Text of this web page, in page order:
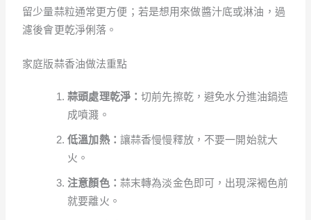
留少量蒜粒通常更方便；若是想用來做醬汁底或淋油，過
濾後會更乾淨俐落。
家庭版蒜香油做法重點
蒜頭處理乾淨：切前先擦乾，避免水分進油鍋造
成噴濺。
低溫加熱： 讓蒜香慢慢釋放，不要一開始就大
火。
注意顏色： 蒜末轉為淡金色即可，出現深褐色前
就要離火。